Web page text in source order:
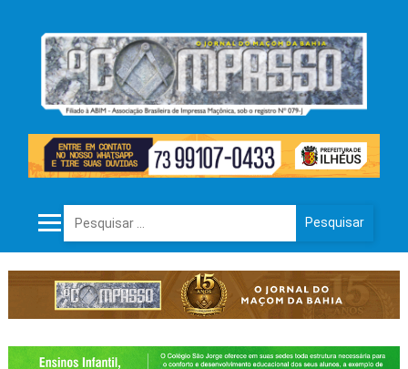
Pesquisar por: